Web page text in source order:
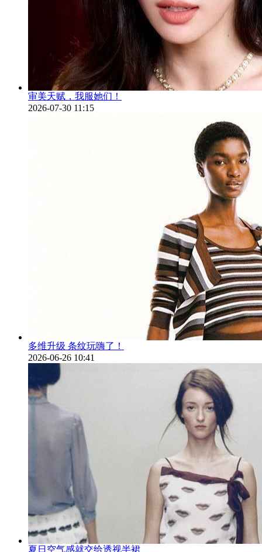
审美天赋，我服她们！
2026-07-30 11:15
多维升级 条纹玩嗨了！
2026-06-26 10:41
夏日空气感就交给透视半裙